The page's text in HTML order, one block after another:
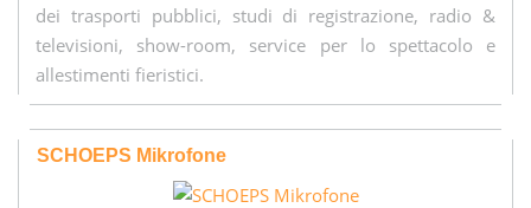
dei trasporti pubblici, studi di registrazione, radio &
televisioni, show-room, service per lo spettacolo e
allestimenti fieristici.
SCHOEPS Mikrofone